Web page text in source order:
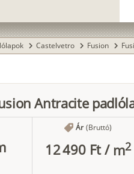
chevron_right Castelvetro chevron_right Fusion chevron_right
Antracite
Ár (Bruttó)
12 490 Ft/ m2